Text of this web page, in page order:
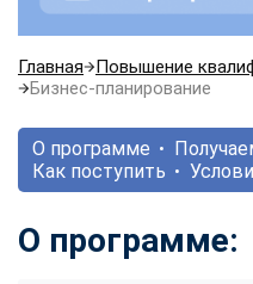
Главная Повышение
Бизнес-планирование
О программе
Как поступить
О программе: